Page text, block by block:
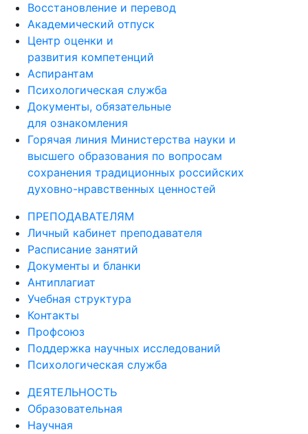
Восстановление и перевод
Академический отпуск
Центр оценки и
развития компетенций
Аспирантам
Психологическая служба
Документы, обязательные
для ознакомления
Горячая линия Министерства науки и
высшего образования по вопросам
сохранения традиционных российских
духовно-нравственных ценностей
ПРЕПОДАВАТЕЛЯМ
Личный кабинет преподавателя
Расписание занятий
Документы и бланки
Антиплагиат
Учебная структура
Контакты
Профсоюз
Поддержка научных исследований
Психологическая служба
ДЕЯТЕЛЬНОСТЬ
Образовательная
Научная